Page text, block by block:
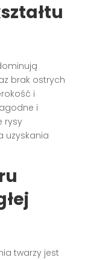
brak ostrych
i
i
rysy
uzyskania
twarzy jest